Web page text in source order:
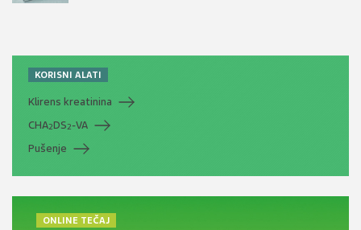
KORISNI ALATI
Klirens kreatinina
CHA2DS2-VA
Pušenje
ONLINE TEČAJ